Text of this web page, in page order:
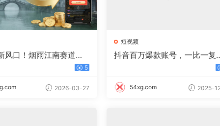
风口！烟雨江南赛道，
5
2026-03-27
短视频
抖音百万爆款账号，一比一复
内容教程，从0-1实操课，小
54xg.com 2025-